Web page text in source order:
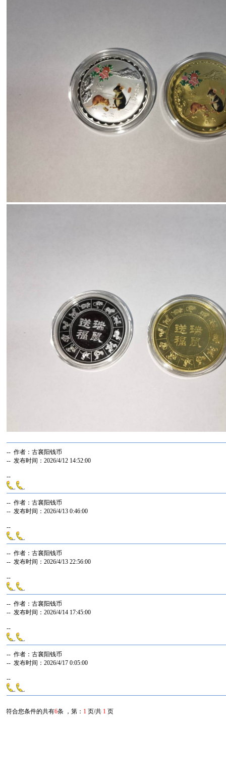
-- 作者：古襄阳钱币
-- 发布时间：2026/4/12 14:52:00
--
-- 作者：古襄阳钱币
-- 发布时间：2026/4/13 0:46:00
--
-- 作者：古襄阳钱币
-- 发布时间：2026/4/13 22:56:00
--
-- 作者：古襄阳钱币
-- 发布时间：2026/4/14 17:45:00
--
-- 作者：古襄阳钱币
-- 发布时间：2026/4/17 0:05:00
--
符合您条件的共有6条 ，第： 1 页/共 1 页